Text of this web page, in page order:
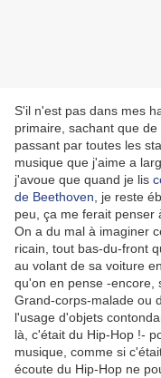
S'il n'est pas dans mes
primaire, sachant que
passant par toutes les
musique que j'aime a
j'avoue que quand je lis
de Beethoven , je reste
peu, ça me ferait penser
On a du mal à imaginer
ricain, tout bas-du-front
au volant de sa voiture
qu'on en pense -encore,
Grand-corps-malade ou
l'usage d'objets
là, c'était du Hip-Hop !-
musique, comme si
écoute du Hip-Hop ne